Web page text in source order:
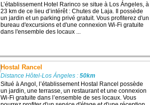
L’établissement Hotel Rarinco se situe à Los Ángeles, à
23 km de ce lieu d’intérêt : Chutes de Laja. Il possède
un jardin et un parking privé gratuit. Vous profiterez d'un
bureau d'excursions et d'une connexion Wi-Fi gratuite
dans l'ensemble des locaux ...
Hostal Rancel
Distance Hôtel-Los Ángeles :50km
Situé à Angol, l’établissement Hostal Rancel possède
un jardin, une terrasse, un restaurant et une connexion
Wi-Fi gratuite dans l’ensemble de ses locaux. Vous